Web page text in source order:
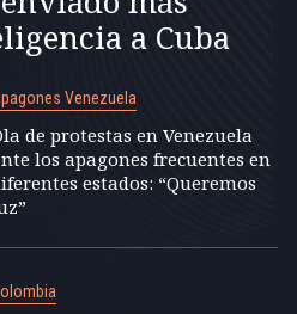
a Cuba
Venezuela
de protestas en Venezuela
los apagones frecuentes en
estados: “Queremos